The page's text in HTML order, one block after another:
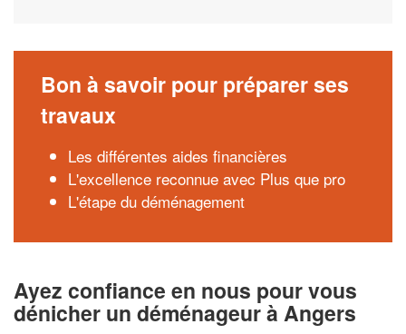
Bon à savoir pour préparer ses
travaux
Les différentes aides financières
L'excellence reconnue avec Plus que pro
L'étape du déménagement
Ayez confiance en nous pour vous
dénicher un déménageur à Angers